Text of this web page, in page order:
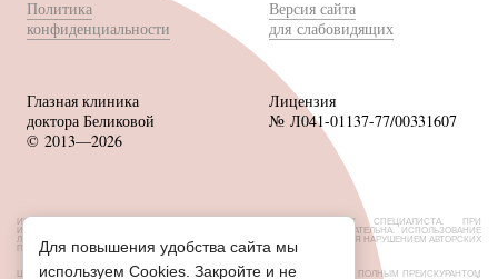
Политика
конфиденциальности
Версия сайта
для слабовидящих
Глазная клиника
доктора Беликовой
© 2013—2026
Лицензия
№ Л041-01137-77/00331607
ИМЕЮТСЯ ПРОТИВОПОКАЗАНИЯ, НЕОБХОДИМА КОНСУЛЬТАЦИЯ СПЕЦИАЛИСТА. ПРИ
ИСПОЛЬЗОВАНИИ МАТЕРИАЛОВ САЙТА ССЫЛКА НА ИСТОЧНИК ОБЯЗАТЕЛЬНА. ИСПОЛЬЗОВАНИЕ
ЛЮБЫХ МАТЕРИАЛОВ БЕЗ СОГЛАСОВАНИЯ С ВЛАДЕЛЬЦЕМ САЙТА ЯВЛЯЕТСЯ НАРУШЕНИЕМ АВТОРСКИХ
ПРАВ.
ЦЕНЫ, РАЗМЕЩЕННЫЕ НА САЙТЕ, НЕ ЯВЛЯЮТСЯ ПУБЛИЧНОЙ ОФЕРТОЙ. С ПОЛНЫМ ПРЕЙСКУРАНТОМ
Для повышения удобства сайта мы
используем Cookies. Закройте и не